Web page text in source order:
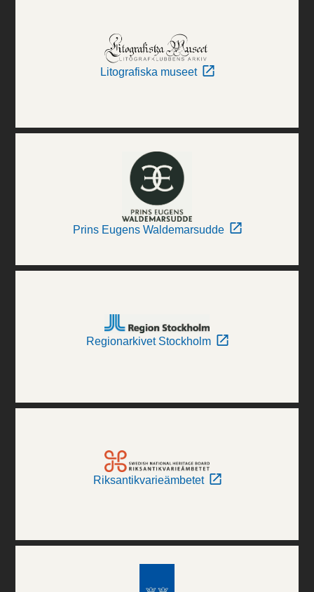
Litografiska museet
Prins Eugens Waldemarsudde
Regionarkivet Stockholm
Riksantikvarieämbetet